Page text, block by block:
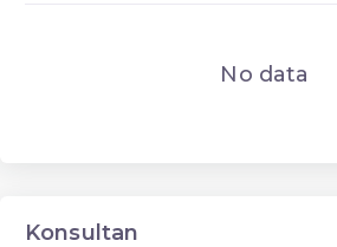
No data
Konsultan